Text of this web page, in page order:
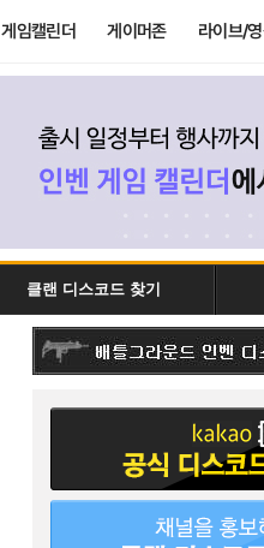
게임캘린더 게이머존 라이브/
클랜 디스코드 찾기